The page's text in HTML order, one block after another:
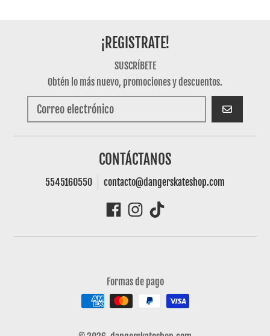
¡REGISTRATE!
SUSCRÍBETE
Obtén lo más nuevo, promociones y descuentos.
SUSCRIBIRSE
CONTÁCTANOS
5545160550 contacto@dangerskateshop.com
Formas de pago